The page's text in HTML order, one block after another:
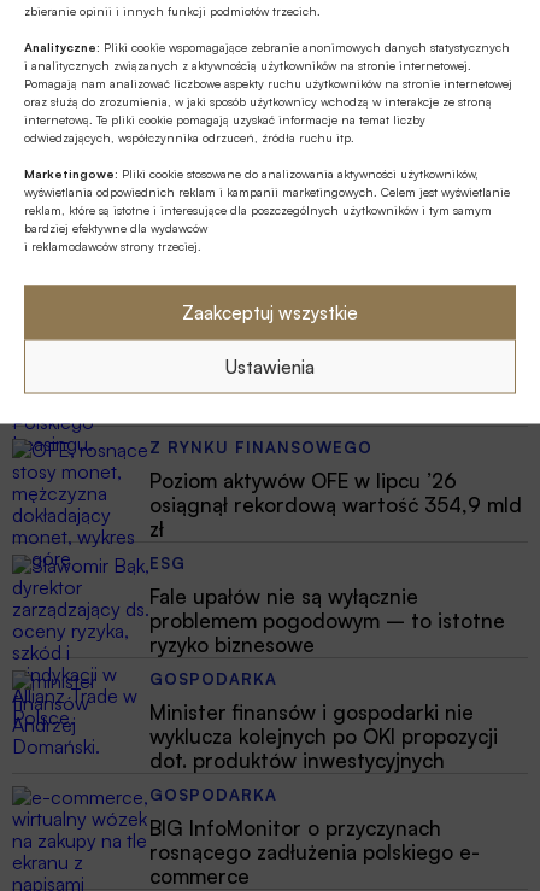
zbieranie opinii i innych funkcji podmiotów trzecich.
Analityczne: Pliki cookie wspomagające zebranie anonimowych danych statystycznych
i analitycznych związanych z aktywnością użytkowników na stronie internetowej.
Pomagają nam analizować liczbowe aspekty ruchu użytkowników na stronie internetowej
oraz służą do zrozumienia, w jaki sposób użytkownicy wchodzą w interakcje ze stroną
internetową. Te pliki cookie pomagają uzyskać informacje na temat liczby
odwiedzających, współczynnika odrzuceń, źródła ruchu itp.
Marketingowe: Pliki cookie stosowane do analizowania aktywności użytkowników,
wyświetlania odpowiednich reklam i kampanii marketingowych. Celem jest wyświetlanie
reklam, które są istotne i interesujące dla poszczególnych użytkowników i tym samym
bardziej efektywne dla wydawców
i reklamodawców strony trzeciej.
Zaakceptuj wszystkie
Ustawienia
roku
Z RYNKU FINANSOWEGO
EBC o ewentualnym finansowaniu
Leasing w Polsce rośnie znacznie silniej
niż nasze PKB
Z RYNKU FINANSOWEGO
Poziom aktywów OFE w lipcu ’26
osiągnął rekordową wartość 354,9 mld
zł
ESG
Fale upałów nie są wyłącznie
problemem pogodowym – to istotne
ryzyko biznesowe
GOSPODARKA
Minister finansów i gospodarki nie
wyklucza kolejnych po OKI propozycji
dot. produktów inwestycyjnych
GOSPODARKA
BIG InfoMonitor o przyczynach
rosnącego zadłużenia polskiego e-
commerce